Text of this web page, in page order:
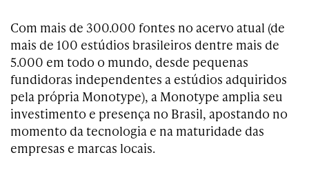
Com mais de 300.000 fontes no acervo atual (de
mais de 100 estúdios brasileiros dentre mais de
5.000 em todo o mundo, desde pequenas
fundidoras independentes a estúdios adquiridos
pela própria Monotype), a Monotype amplia seu
investimento e presença no Brasil, apostando no
momento da tecnologia e na maturidade das
empresas e marcas locais.